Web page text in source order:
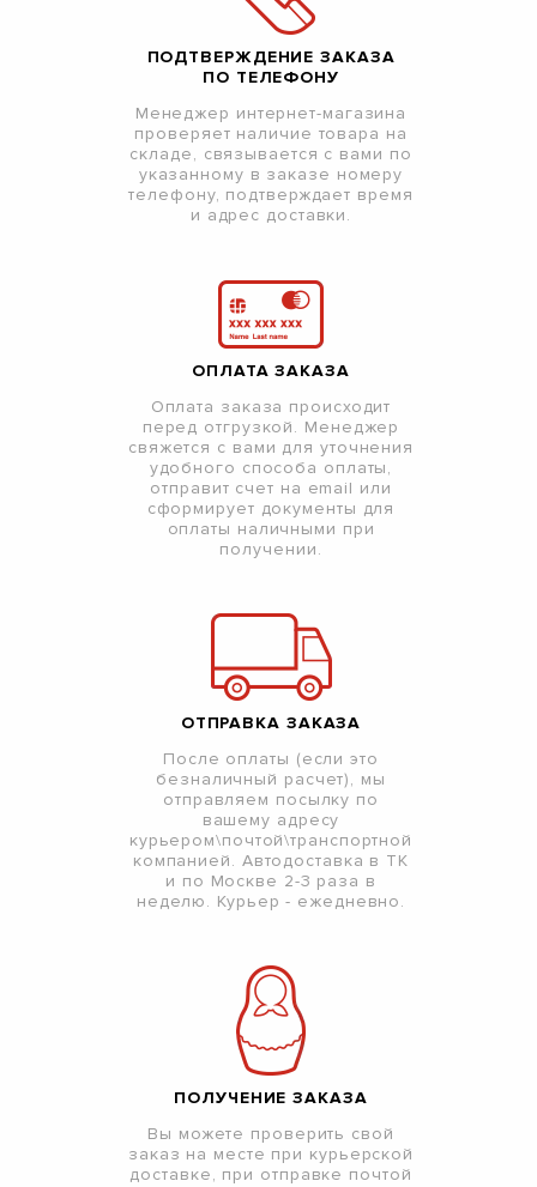
ПОДТВЕРЖДЕНИЕ ЗАКАЗА
ПО ТЕЛЕФОНУ
Менеджер интернет-магазина
проверяет наличие товара на
складе, связывается с вами по
указанному в заказе номеру
телефону, подтверждает время
и адрес доставки.
ОПЛАТА ЗАКАЗА
Оплата заказа происходит
перед отгрузкой. Менеджер
свяжется с вами для уточнения
удобного способа оплаты,
отправит счет на email или
сформирует документы для
оплаты наличными при
получении.
ОТПРАВКА ЗАКАЗА
После оплаты (если это
безналичный расчет), мы
отправляем посылку по
вашему адресу
курьером\почтой\транспортной
компанией. Автодоставка в ТК
и по Москве 2-3 раза в
неделю. Курьер - ежедневно.
ПОЛУЧЕНИЕ ЗАКАЗА
Вы можете проверить свой
заказ на месте при курьерской
доставке, при отправке почтой